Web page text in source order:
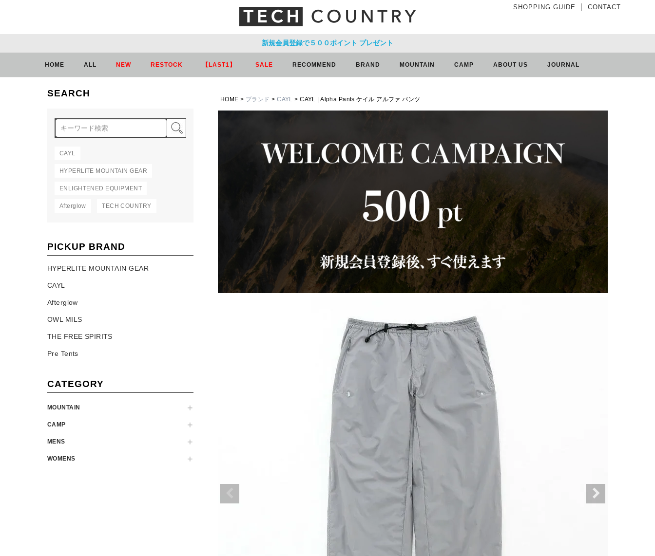
SHOPPING GUIDE CONTACT
新規会員登録で５００ポイント プレゼント
HOME ALL NEW RESTOCK 【LAST1】 SALE RECOMMEND BRAND MOUNTAIN CAMP ABOUT US JOURNAL
SEARCH
CAYL
HYPERLITE MOUNTAIN GEAR
ENLIGHTENED EQUIPMENT
Afterglow TECH COUNTRY
PICKUP BRAND
HYPERLITE MOUNTAIN GEAR
CAYL
Afterglow
OWL MILS
THE FREE SPIRITS
Pre Tents
CATEGORY
MOUNTAIN
CAMP
MENS
WOMENS
HOME ブランド CAYL CAYL | Alpha Pants ケイル アルファ パンツ